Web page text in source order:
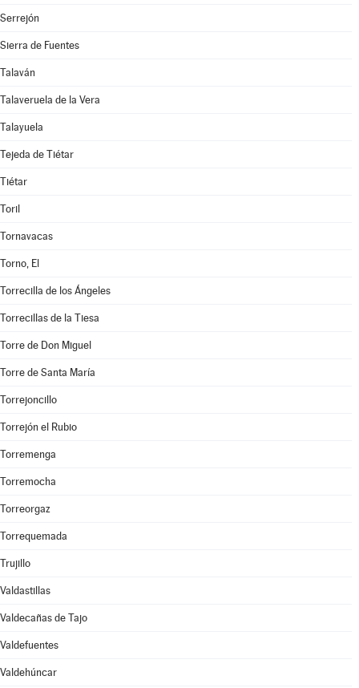
Serrejón
Sierra de Fuentes
Talaván
Talaveruela de la Vera
Talayuela
Tejeda de Tiétar
Tiétar
Toril
Tornavacas
Torno, El
Torrecilla de los Ángeles
Torrecillas de la Tiesa
Torre de Don Miguel
Torre de Santa María
Torrejoncillo
Torrejón el Rubio
Torremenga
Torremocha
Torreorgaz
Torrequemada
Trujillo
Valdastillas
Valdecañas de Tajo
Valdefuentes
Valdehúncar